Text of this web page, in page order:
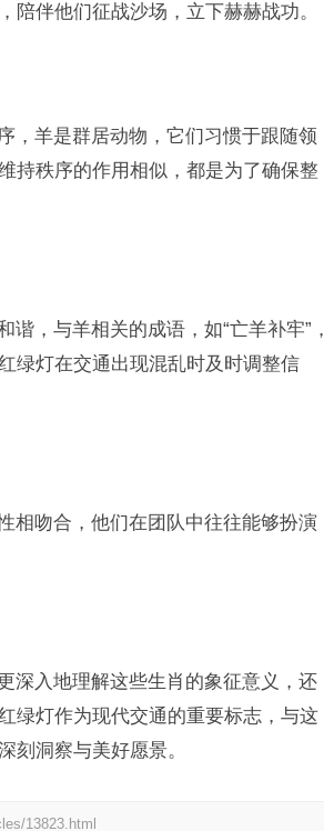
陪伴他们征战沙场，立下赫赫战功。
，羊是群居动物，它们习惯于跟随领
持秩序的作用相似，都是为了确保整
，与羊相关的成语，如“亡羊补牢”，
绿灯在交通出现混乱时及时调整信
相吻合，他们在团队中往往能够扮演
深入地理解这些生肖的象征意义，还
绿灯作为现代交通的重要标志，与这
刻洞察与美好愿景。
13823.html